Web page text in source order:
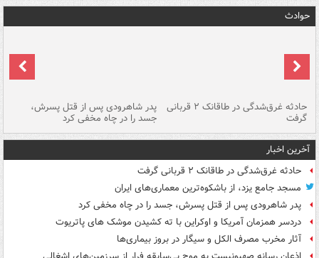
حوادث
حادثه غرق‌شدگی در طاقانک ۲ قربانی
گرفت
پدر شاهرودی پس از قتل پسرش،
جسد را در چاه مخفی کرد
آخرین اخبار
حادثه غرق‌شدگی در طاقانک ۲ قربانی گرفت
مسجد جامع یزد، از باشکوه‌ترین معماری‌های ایران
پدر شاهرودی پس از قتل پسرش، جسد را در چاه مخفی کرد
دردسر همزمان آمریکا و اوکراین با ته کشیدن موشک های پاتریوت
آثار مخرب مصرف الکل و سیگار در بروز بیماری‌ها